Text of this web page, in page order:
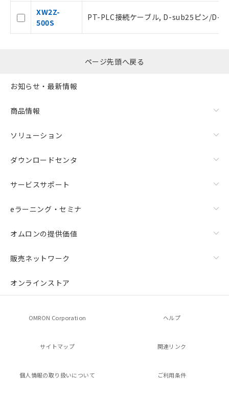
XW2Z-
500S
PT-PLC接続ケーブル, D-sub25ピン/D-
ページ先頭へ戻る
お知らせ・最新情報
商品情報
ソリューション
ダウンロードセンタ
サービスサポート
eラーニング・セミナ
オムロンの提供価値
販売ネットワーク
オンラインストア
OMRON Corporation ヘルプ
サイトマップ 関連リンク
個人情報の取り扱いについて ご利用条件
△ 一定数には満たないが在庫あり
たはお客様担当のオムロン制御
認ください)
ムロン制御機器販売店・当社販売員に
ください。
事前の承諾なく第三者に漏洩または開
あります。
登録された部品リストについて、当社
品・サービスに関するお客様との取
引・商談に必要な範囲で利用すること
※当社の共同利用者とは、
用者の範囲」に記載されている法人を